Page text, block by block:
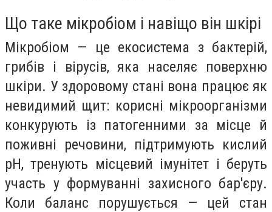
Що таке мікробіом і навіщо він шкірі
Мікробіом — це екосистема з бактерій,
грибів і вірусів, яка населяє поверхню
шкіри. У здоровому стані вона працює як
невидимий щит: корисні мікроорганізми
конкурують із патогенними за місце й
поживні речовини, підтримують кислий
pH, тренують місцевий імунітет і беруть
участь у формуванні захисного бар'єру.
Коли баланс порушується — цей стан